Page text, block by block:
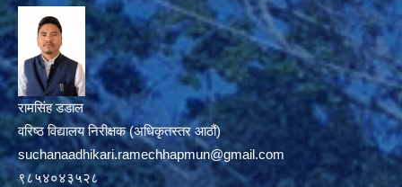
रामसिंह डडाल
वरिष्ठ विद्यालय निरीक्षक (अधिकृतस्तर आठौं)
suchanaadhikari.ramechhapmun@gmail.com
९८५४०४३५२८